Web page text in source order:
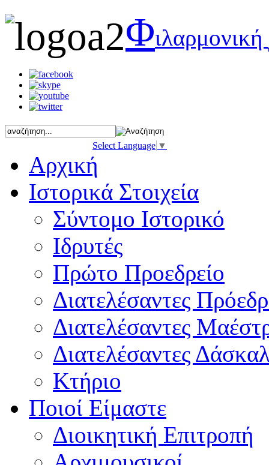
Φιλαρμονική
Select Language ▼
Αρχική
Ιστορικά Στοιχεία
Σύντομο Ιστορικό
Ιδρυτές
Πρώτο Προεδρείο
Διατελέσαντες
Διατελέσαντες
Διατελέσαντες
Κτήριο
Ποιοί Είμαστε
Διοικητική Επιτροπή